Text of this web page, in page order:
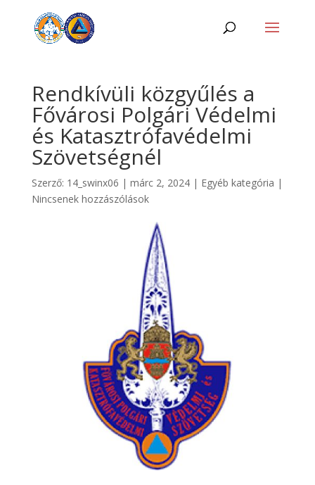
Rendkívüli közgyűlés a
Fővárosi Polgári Védelmi
és Katasztrófavédelmi
Szövetségnél
Szerző: 14_swinx06 | márc 2, 2024| Egyéb kategória |
Nincsenek hozzászólások